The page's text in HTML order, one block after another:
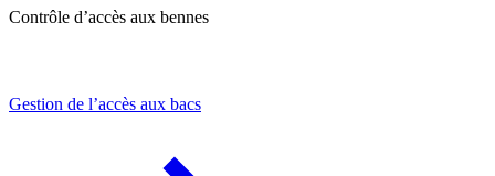
Contrôle d’accès aux bennes
Gestion de l’accès aux bacs